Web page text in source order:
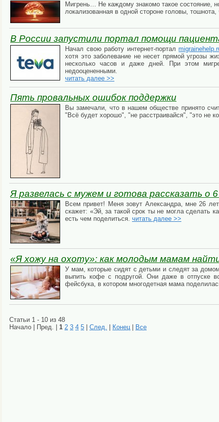
Мигрень… Не каждому знакомо такое состояние,
локализованная в одной стороне головы,
В России запустили портал помощи
Начал свою работу интернет-портал
хотя это заболевание не несет прямой угрозы
несколько часов и даже дней. При этом
недооцененными.
читать далее >>
Пять провальных ошибок поддержки
Вы замечали, что в нашем обществе принято
"Всё будет хорошо", "не расстраивайся", "это не
Я развелась с мужем и готова рассказать
Всем привет! Меня зовут Александра, мне 26
скажет: «Эй, за такой срок ты не могла сделать
есть чем поделиться. читать далее >>
«Я хожу на охоту»: как молодым мамам
У мам, которые сидят с детьми и следят за
выпить кофе с подругой. Они даже в отпуске
фейсбука, в котором многодетная мама
Статьи 1 - 10 из 48
Начало | Пред. | 1 2 3 4 5 След. Конец Все